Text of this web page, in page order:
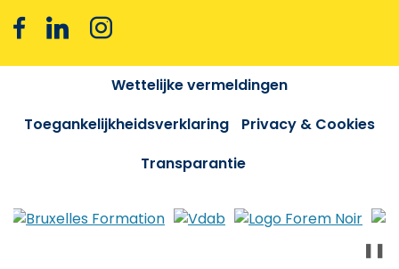
Wettelijke vermeldingen
Toegankelijkheidsverklaring
Privacy & Cookies
Transparantie
❚❚